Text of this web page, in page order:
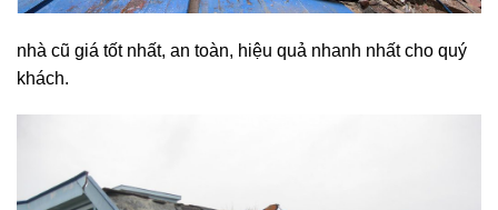
nhà cũ giá tốt nhất, an toàn, hiệu quả nhanh nhất cho quý
khách.